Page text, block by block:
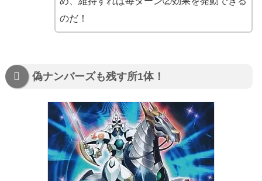
のだ！
偽ナンバーズも残す所1体！